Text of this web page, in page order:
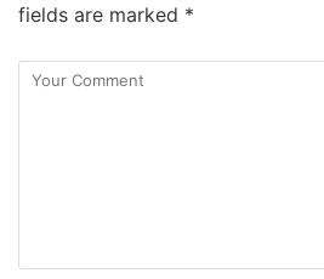
fields are marked *